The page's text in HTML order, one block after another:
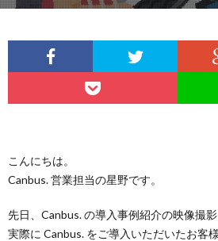
こんにちは。
Canbus. 営業担当の星野です。
先日、Canbus. の導入事例紹介の映像撮
実際に Canbus. をご導入いただいたお客